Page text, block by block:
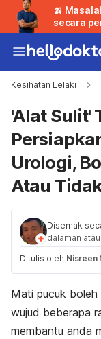
🍌
secara
Kesihatan Lelaki
'Alat Sulit'
Urologi,
Atau
Disemak
dalaman
Ditulis oleh Nisreen
Mati pucuk boleh
wujud beberapa
membantu anda